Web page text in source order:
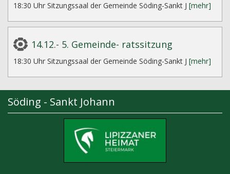
18:30 Uhr Sitzungssaal der Gemeinde Söding-Sankt J [mehr]
14.12.- 5. Gemeinde- ratssitzung
18:30 Uhr Sitzungssaal der Gemeinde Söding-Sankt J [mehr]
Söding - Sankt Johann